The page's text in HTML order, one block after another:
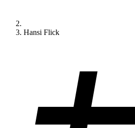
Hansi Flick